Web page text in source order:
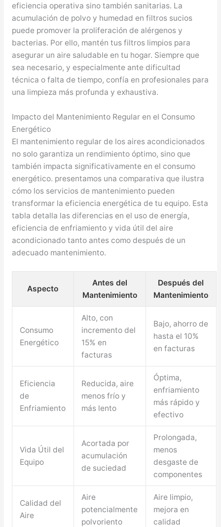
eficiencia operativa sino también sanitarias. La
acumulación de polvo y humedad en filtros sucios
puede promover la proliferación de alérgenos y
bacterias. Por ello, mantén tus filtros limpios para
asegurar un aire saludable en tu hogar. Siempre que
sea necesario, y especialmente ante dificultad
técnica o falta de tiempo, confía en profesionales para
una limpieza más profunda y exhaustiva.
Impacto del Mantenimiento Regular en el Consumo
Energético
El mantenimiento regular de los aires acondicionados
no solo garantiza un rendimiento óptimo, sino que
también impacta significativamente en el consumo
energético. presentamos una comparativa que ilustra
cómo los servicios de mantenimiento pueden
transformar la eficiencia energética de tu equipo. Esta
tabla detalla las diferencias en el uso de energía,
eficiencia de enfriamiento y vida útil del aire
acondicionado tanto antes como después de un
adecuado mantenimiento.
Aspecto
Antes del
Mantenimiento
Después del
Mantenimiento
Consumo
Energético
Alto, con
incremento del
15% en
facturas
Bajo, ahorro de
hasta el 10%
en facturas
Eficiencia
de
Enfriamiento
Reducida, aire
menos frío y
más lento
Óptima,
enfriamiento
más rápido y
efectivo
Vida Útil del
Equipo
Acortada por
acumulación
de suciedad
Prolongada,
menos
desgaste de
componentes
Calidad del
Aire
Aire
potencialmente
polvoriento
Aire limpio,
mejora en
calidad